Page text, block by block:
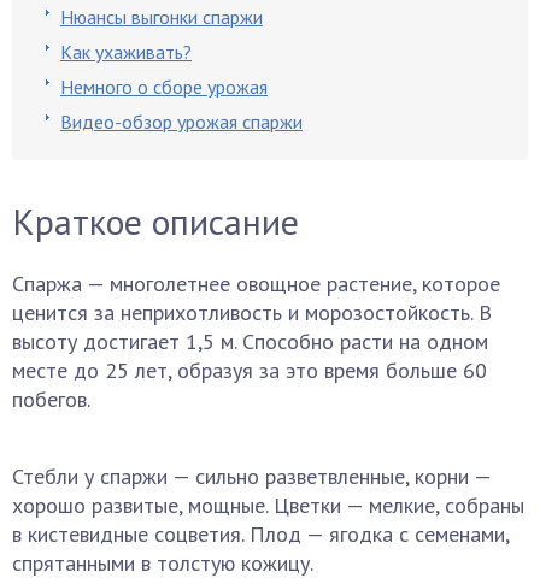
Нюансы выгонки спаржи
Как ухаживать?
Немного о сборе урожая
Видео-обзор урожая спаржи
Краткое описание
Спаржа — многолетнее овощное растение, которое
ценится за неприхотливость и морозостойкость. В
высоту достигает 1,5 м. Способно расти на одном
месте до 25 лет, образуя за это время больше 60
побегов.
Стебли у спаржи — сильно разветвленные, корни —
хорошо развитые, мощные. Цветки — мелкие, собраны
в кистевидные соцветия. Плод — ягодка с семенами,
спрятанными в толстую кожицу.